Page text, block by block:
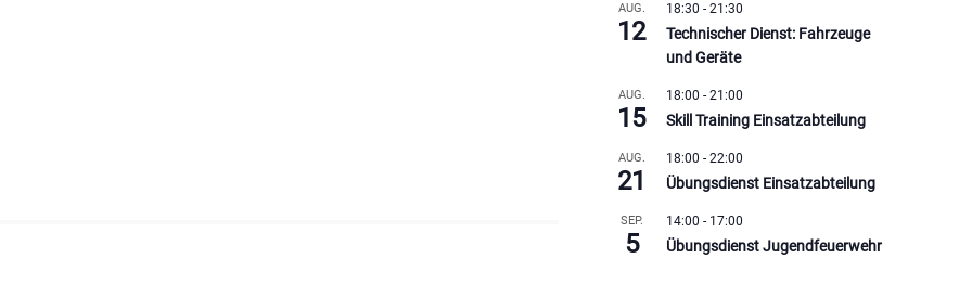
AUG.
12
18:30 -21:30
Technischer Dienst: Fahrzeuge
und Geräte
AUG.
15
18:00 -21:00
Skill Training Einsatzabteilung
AUG.
21
18:00 -22:00
Übungsdienst Einsatzabteilung
SEP.
5
14:00 - 17:00
Übungsdienst Jugendfeuerwehr